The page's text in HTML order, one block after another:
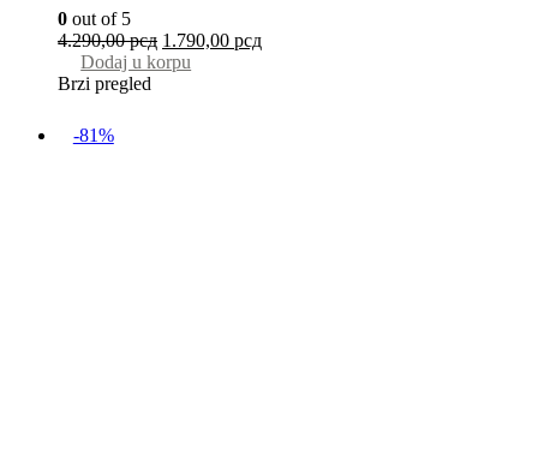
0 out of 5
4.290,00рсд 1.790,00 рсд
Dodaj u korpu
Brzi pregled
-81%